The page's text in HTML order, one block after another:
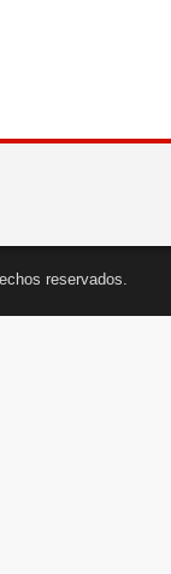
reservados.